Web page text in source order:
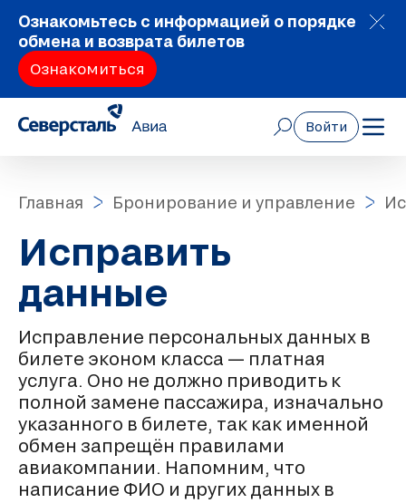
Ознакомьтесь с информацией о порядке
обмена и возврата билетов
Ознакомиться
Войти
Главная Бронирование и управление
Исправить
данные
Исправление персональных данных в
билете эконом класса — платная
услуга. Оно не должно приводить к
полной замене пассажира, изначально
указанного в билете, так как именной
обмен запрещён правилами
авиакомпании. Напомним, что
написание ФИО и других данных в